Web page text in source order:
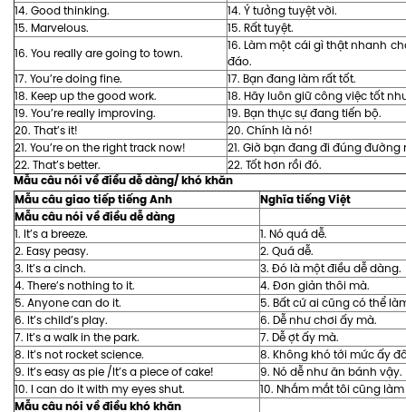
14. Good thinking.
14. Ý tưởng tuyệt vời.
15. Marvelous.
15. Rất tuyệt.
16. You really are going to town.
16. Làm một cái gì thật nhanh
đáo.
17. You’re doing fine.
17. Bạn đang làm rất tốt.
18. Keep up the good work.
18. Hãy luôn giữ công việc tốt
19. You’re really improving.
19. Bạn thực sự đang tiến bộ.
20. That’s it!
20. Chính là nó!
21. You’re on the right track now!
21. Giờ bạn đang đi đúng đường
22. That’s better.
22. Tốt hơn rồi đó.
Mẫu câu nói về điều dễ dàng/ khó khăn
Mẫu câu giao tiếp tiếng Anh
Nghĩa tiếng Việt
Mẫu câu nói về điều dễ dàng
1. It’s a breeze.
1. Nó quá dễ.
2. Easy peasy.
2. Quá dễ.
3. It’s a cinch.
3. Đó là một điều dễ dàng.
4. There’s nothing to it.
4. Đơn giản thôi mà.
5. Anyone can do it.
5. Bất cứ ai cũng có thể
6. It’s child’s play.
6. Dễ như chơi ấy mà.
7. It’s a walk in the park.
7. Dễ ợt ấy mà.
8. It’s not rocket science.
8. Không khó tới mức ấy
9. It’s easy as pie /It’s a piece of cake!
9. Nó dễ như ăn bánh vậy.
10. I can do it with my eyes shut.
10. Nhắm mắt tôi cũng
Mẫu câu nói về điều khó khăn